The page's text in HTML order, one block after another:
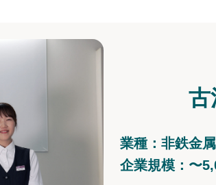
古
業種：非鉄金
企業規模：〜